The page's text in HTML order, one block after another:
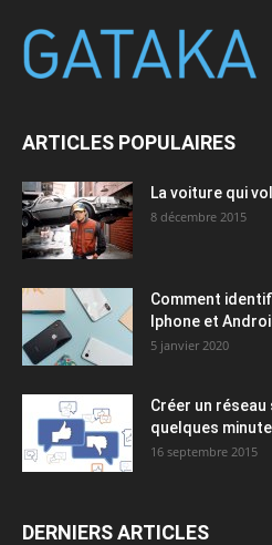
ARTICLES POPULAIRES
La voiture qui
8 décembre 2015
Comment
Iphone et
5 janvier 2020
Créer un
quelques
16 septembre 2015
DERNIERS ARTICLES